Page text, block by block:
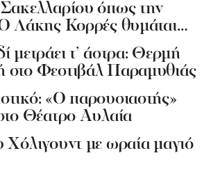
όπως την
Λάκης Κορρές θυμάται…
μετράει τ’ άστρα: Θερμή
στο Φεστιβάλ Παραμυθιάς
«Ο παρουσιαστής»
Θέατρο Αυλαία
Χόλιγουντ με ωραία μαγιό